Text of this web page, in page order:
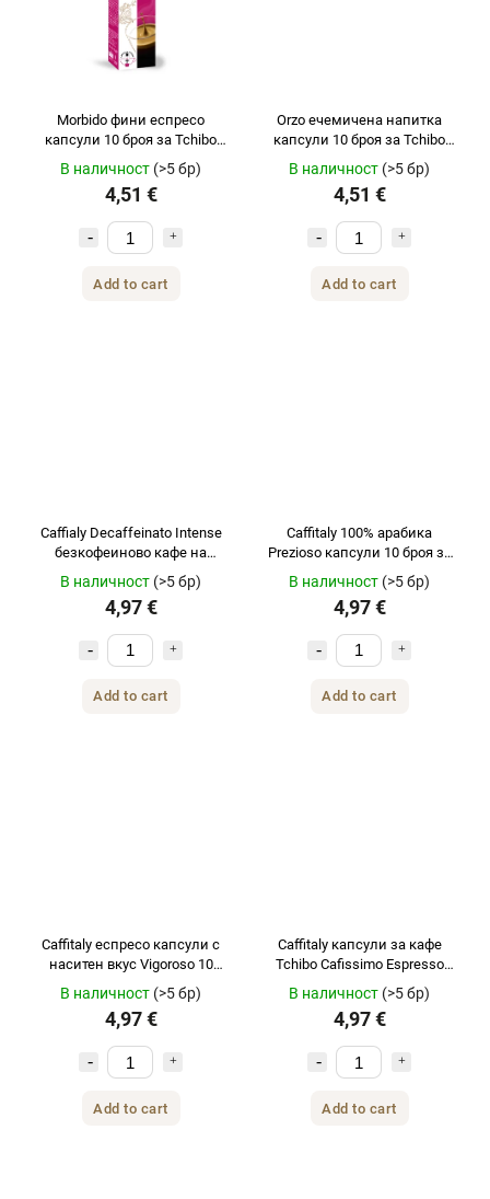
Morbido фини еспресо
капсули 10 броя за Tchibo
Cafissimo
В наличност (>5 бр)
4,51 €
Add to cart
Orzo ечемичена напитка
капсули 10 броя за Tchibo
Cafissimo
В наличност (>5 бр)
4,51 €
Add to cart
Caffialy Decaffeinato Intense
безкофеиново кафе на
капсули 10 броя за Tchibo
Cafissimo
В наличност (>5 бр)
4,97 €
Add to cart
Caffitaly 100% арабика
Prezioso капсули 10 броя за
Tchibo Cafissimo
В наличност (>5 бр)
4,97 €
Add to cart
Caffitaly еспресо капсули с
наситен вкус Vigoroso 10
броя за Tchibo Cafissimo
В наличност (>5 бр)
4,97 €
Add to cart
Caffitaly капсули за кафе
Tchibo Cafissimo Espresso
Nocciola с вкус на лешник 10
броя за Tchibo Cafissimo
В наличност (>5 бр)
4,97 €
Add to cart